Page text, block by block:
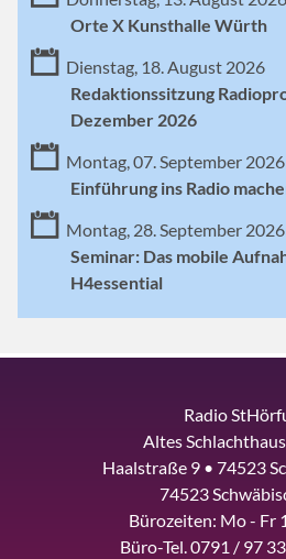
Orte X Kunsthalle Würth
Dienstag, 18. August 2026
Redaktionssitzung
Dezember 2026
Montag, 07. September 2026
Einführung ins Radio
Montag, 28. September 2026
Seminar: Das mobile
H4essential
Radio
Altes
Haalstraße 9 • 74523
74523
Bürozeiten: Mo - Fr
Büro-Tel. 0791 / 97